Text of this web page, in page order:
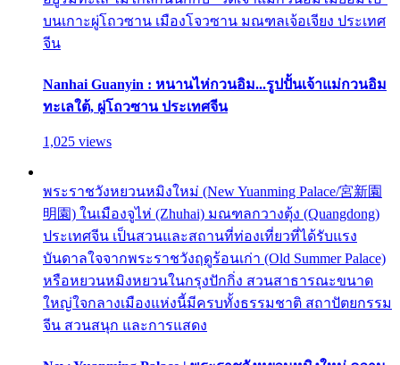
บนเกาะผู่โถวซาน เมืองโจวซาน มณฑลเจ้อเจียง ประเทศ
จีน
Nanhai Guanyin : หนานไห่กวนอิม...รูปปั้นเจ้าแม่กวนอิม
ทะเลใต้, ผู่โถวซาน ประเทศจีน
1,025 views
พระราชวังหยวนหมิงใหม่ (New Yuanming Palace/宮新園
明園) ในเมืองจูไห่ (Zhuhai) มณฑลกวางตุ้ง (Quangdong)
ประเทศจีน เป็นสวนและสถานที่ท่องเที่ยวที่ได้รับแรง
บันดาลใจจากพระราชวังฤดูร้อนเก่า (Old Summer Palace)
หรือหยวนหมิงหยวนในกรุงปักกิ่ง สวนสาธารณะขนาด
ใหญ่ใจกลางเมืองแห่งนี้มีครบทั้งธรรมชาติ สถาปัตยกรรม
จีน สวนสนุก และการแสดง